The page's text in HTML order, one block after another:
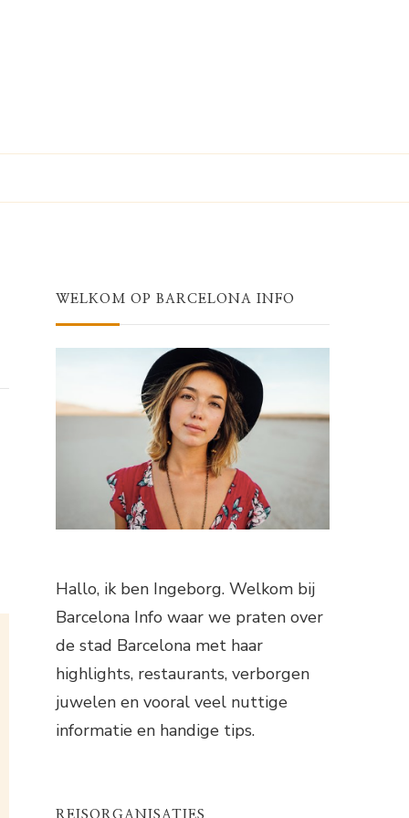
WELKOM OP BARCELONA INFO
Hallo, ik ben Ingeborg. Welkom bij
Barcelona Info waar we praten over
de stad Barcelona met haar
highlights, restaurants, verborgen
juwelen en vooral veel nuttige
informatie en handige tips.
REISORGANISATIES